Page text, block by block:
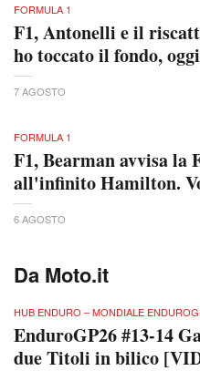
FORMULA 1
F1, Antonelli e il
ho toccato il fondo,
7 AGOSTO
FORMULA 1
F1, Bearman avvisa la
all'infinito Hamilton.
6 AGOSTO
Da Moto.it
HUB ENDURO – MONDIALE
EnduroGP26 #13-14
due Titoli in bilico